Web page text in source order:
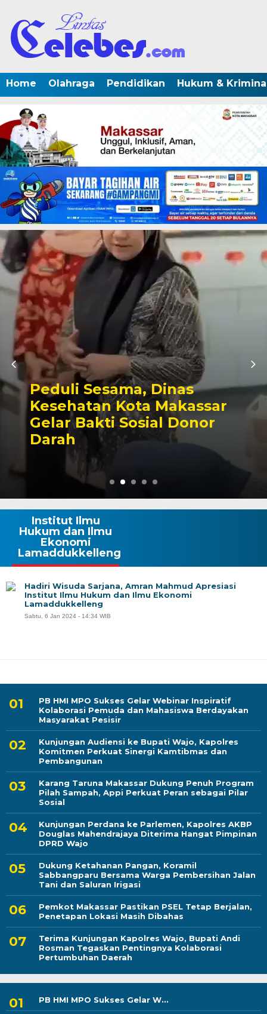
Home Olahraga Pendidikan Hukum &
Kunjungan Perdana ke
Parlemen, Kapolres AKBP
Douglas Mahendrajaya
Diterima Hangat Pimpinan
DPRD Wajo
PB HMI MPO Sukses Gelar Webinar Inspiratif
Kolaborasi Pemuda dan Mahasiswa Berdayakan
Masyarakat Pesisir
Kunjungan Audiensi ke Bupati Wajo, Kapolres
Komitmen Perkuat Sinergi Kamtibmas dan
Pembangunan
Karang Taruna Makassar Dukung Penuh Program
Pilah Sampah, Appi Perkuat Peran sebagai Pilar
Sosial
Kunjungan Perdana ke Parlemen, Kapolres AKBP
Douglas Mahendrajaya Diterima Hangat Pimpinan
DPRD Wajo
Dukung Ketahanan Pangan, Koramil
Sabbangparu Bersama Warga Pembersihan Jalan
Tani dan Saluran Irigasi
Pemkot Makassar Pastikan PSEL Tetap Berjalan,
Penetapan Lokasi Masih Dibahas
Terima Kunjungan Kapolres Wajo, Bupati Andi
Rosman Tegaskan Pentingnya Kolaborasi
Pertumbuhan Daerah
PB HMI MPO Sukses Gelar W...
Institut Ilmu
Hukum dan Ilmu
Ekonomi
Lamaddukkelleng
Hadiri Wisuda Sarjana, Amran Mahmud Apresiasi
Institut Ilmu Hukum dan Ilmu Ekonomi
Lamaddukkelleng
Sabtu, 6 Jan 2024 - 14:34 WIB